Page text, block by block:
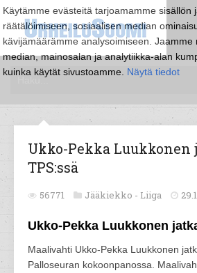
Käytämme evästeitä tarjoamamme sisällön
räätälöimiseen, sosiaalisen median
kävijämäärämme analysoimiseen. Jaamme
median, mainosalan ja analytiikka-alan
kuinka käytät sivustoamme. Näytä tiedot
Ukko-Pekka Luukkonen
TPS:ssä
56771 Jääkiekko - Liiga
Ukko-Pekka Luukkonen
Maalivahti Ukko-Pekka Luukkonen
Palloseuran kokoonpanossa.